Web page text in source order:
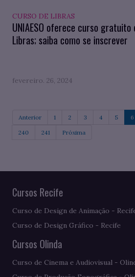
CURSO DE LIBRAS
UNIAESO oferece curso gratuito
Libras; saiba como se inscrever
fevereiro. 26, 2024
Anterior 1 2 3 4 5 6
240 241 Próxima
Cursos Recife
Curso de Design de Animação -
Curso de Design Gráfico - Recife
Cursos Olinda
Curso de Cinema e Audiovisual -